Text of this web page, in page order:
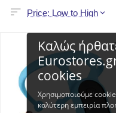
Price: Low to High
Καλώς
cookies
Χρησιμοποιούμε
καλύτερη εμπειρία